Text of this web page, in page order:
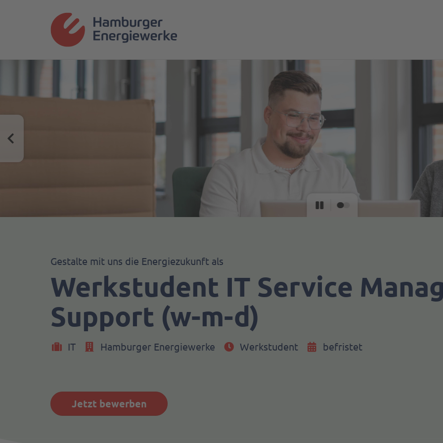
Gestalte mit uns die Energiezukunft als
Werkstudent IT Service
Support (w-m-d)
IT Hamburger Energiewerke Werkstudent befristet
Jetzt bewerben